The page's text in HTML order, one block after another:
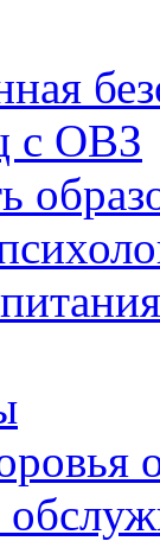
с ОВЗ